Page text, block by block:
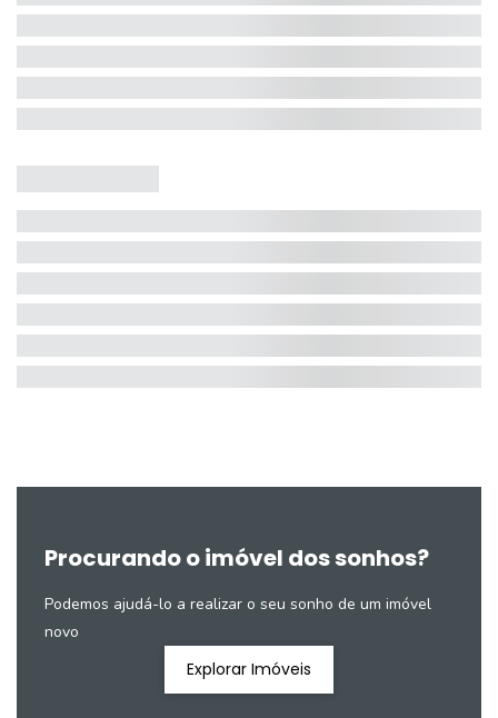
Procurando o imóvel dos sonhos?
Podemos ajudá-lo a realizar o seu sonho de um imóvel
novo
Explorar Imóveis